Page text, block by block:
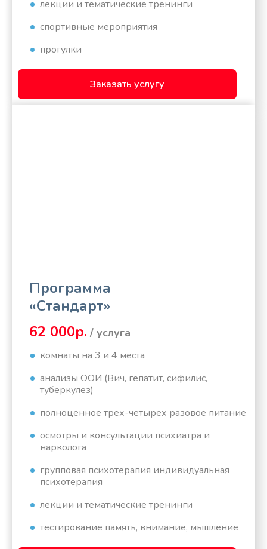
лекции и тематические тренинги
спортивные мероприятия
прогулки
Заказать услугу
Программа
«Стандарт»
62 000р. / услуга
комнаты на 3 и 4 места
анализы ООИ (Вич, гепатит, сифилис,
туберкулез)
полноценное трех-четырех разовое питание
осмотры и консультации психиатра и
нарколога
групповая психотерапия индивидуальная
психотерапия
лекции и тематические тренинги
тестирование память, внимание, мышление